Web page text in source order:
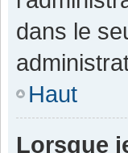
dans le
Haut
Lorsque